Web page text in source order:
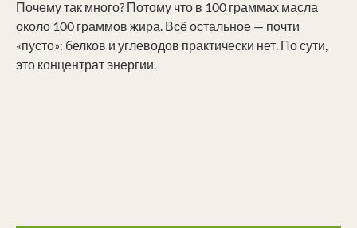
Почему так много? Потому что в 100 граммах масла
около 100 граммов жира. Всё остальное — почти
«пусто»: белков и углеводов практически нет. По сути,
это концентрат энергии.